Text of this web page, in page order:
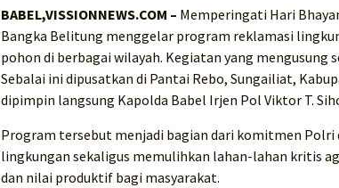
BABEL,VISSIONNEWS.COM – Memperingati Hari
Bangka Belitung menggelar program reklamasi
pohon di berbagai wilayah. Kegiatan yang mengusung
Sebalai ini dipusatkan di Pantai Rebo, Sungailiat,
dipimpin langsung Kapolda Babel Irjen Pol Viktor T.
Program tersebut menjadi bagian dari komitmen Polri
lingkungan sekaligus memulihkan lahan-lahan kritis
dan nilai produktif bagi masyarakat.